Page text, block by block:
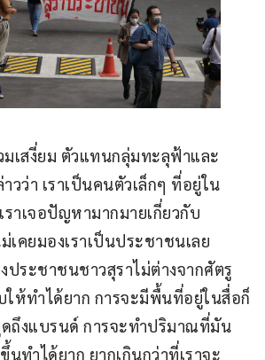
เสงี่ยม ตัวแทนกลุ่มทะลุฟ้าและ
วว่า เราเป็นคนตัวเล็กๆ ที่อยู่ใน
ราเจอปัญหามากมายเกี่ยวกับ
คยมองเราเป็นประชาชนเลย
ระชาชนชาวสุราไม่ต่างจากศัตรู
ห้ทำได้ยาก การจะมีพื้นที่อยู่ในสื่อก็
ถึงแบรนด์ การจะทำปริมาณที่มัน
ำได้ยาก ยากเกินกว่าที่เราจะ